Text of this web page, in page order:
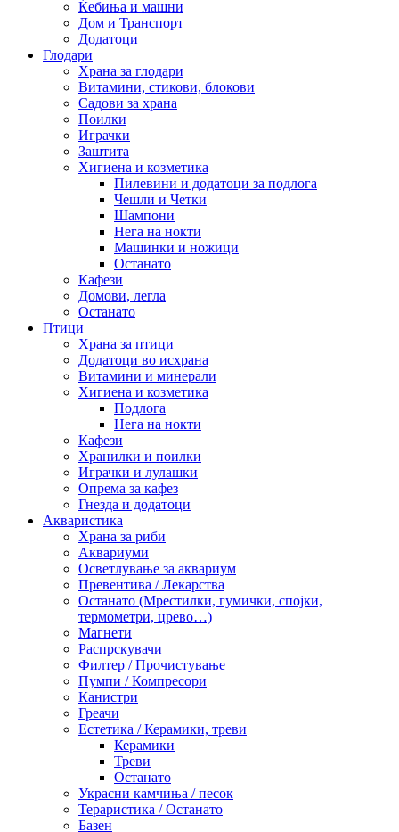
Ќебиња и машни
Дом и Транспорт
Додатоци
Глодари
Храна за глодари
Витамини, стикови, блокови
Садови за храна
Поилки
Играчки
Заштита
Хигиена и козметика
Пилевини и додатоци за подлога
Чешли и Четки
Шампони
Нега на нокти
Машинки и ножици
Останато
Кафези
Домови, легла
Останато
Птици
Храна за птици
Додатоци во исхрана
Витамини и минерали
Хигиена и козметика
Подлога
Нега на нокти
Кафези
Хранилки и поилки
Играчки и лулашки
Опрема за кафез
Гнезда и додатоци
Акваристика
Храна за риби
Аквариуми
Осветлување за аквариум
Превентива / Лекарства
Останато (Мрестилки, гумички, спојки,
термометри, црево…)
Магнети
Распрскувачи
Филтер / Прочистување
Пумпи / Компресори
Канистри
Греачи
Естетика / Керамики, треви
Керамики
Треви
Останато
Украсни камчиња / песок
Тераристика / Останато
Базен